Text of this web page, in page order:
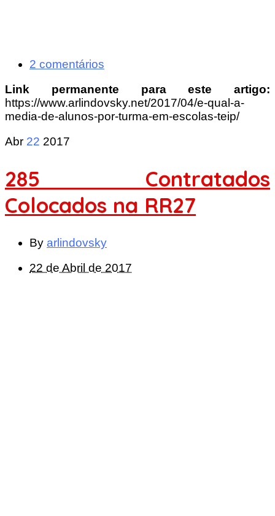
2 comentários
Link permanente para este artigo:
https://www.arlindovsky.net/2017/04/e-qual-a-
media-de-alunos-por-turma-em-escolas-teip/
Abr 22 2017
285 Contratados
Colocados na RR27
By arlindovsky
22 de Abril de 2017